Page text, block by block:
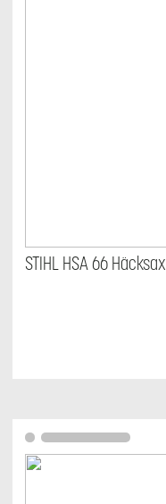
STIHL HSA 66 Häcksax